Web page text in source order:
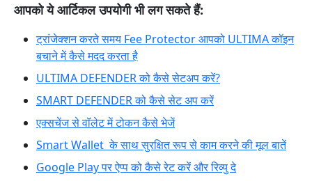
आपको ये आर्टिकल उपयोगी भी लग सकते हैं:
ट्रांजेक्शन करते समय Fee Protector आपको ULTIMA कॉइन
बचाने में कैसे मदद करता है
ULTIMA DEFENDER को कैसे सेटअप करें?
SMART DEFENDER को कैसे सेट अप करें
एक्सचेंज से वॉलेट में टोकन कैसे भेजें
Smart Wallet के साथ सुरक्षित रूप से काम करने की मूल बातें
Google Play पर ऐप्प को कैसे रेट करें और रिव्यु दे